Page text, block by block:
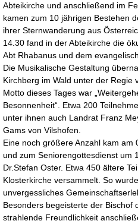
Abteikirche und anschließend im
kamen zum 10 jährigen Bestehen
ihrer Sternwanderung aus
14.30 fand in der Abteikirche die
Abt Rhabanus und dem
Die Musikalische Gestaltung
Kirchberg im Wald unter der Regie
Motto dieses Tages war
Besonnenheit“. Etwa 200
unter ihnen auch Landrat Franz
Gams von Vilshofen.
Eine noch größere Anzahl kam am
und zum Seniorengottesdienst um
Dr.Stefan Oster. Etwa 450 ältere
Klosterkirche versammelt. So
unvergessliches
Besonders begeisterte der Bischof
strahlende Freundlichkeit